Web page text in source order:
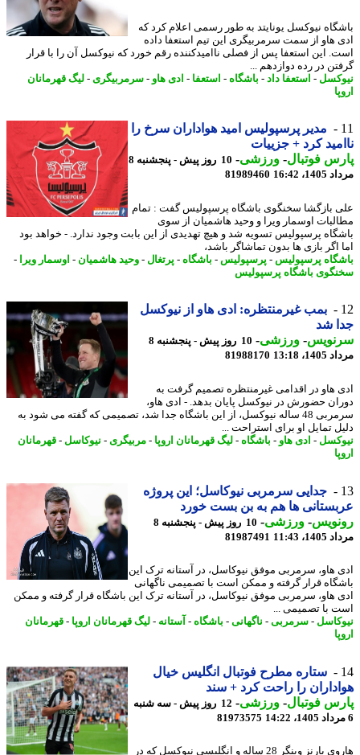
نیوکسل یونایتد به طور رسمی اعلام کرد که
هاو از سمت سرمربیگری این تیم استعفا داده
این استعفا پس از فصلی ناامیدکننده رقم خورد که نیوکسل آن را با قرار
در رده دوازدهم ...
-استعفا داد-باشگاه-استعفا-ادی هاو-سرمربیگری- لیگ قهرمانان
مدیر پرسپولیس امید هواداران سرخ را
کرد + جزییات
فوتبال-ورزشی-
10 روز پیش - پنجشنبه 8
16:42
81989460
بازگشا سخنگوی باشگاه پرسپولیس گفت : تمام
اوسمار ویرا و وحید هاشمیان از سوی
پرسپولیس تسویه شد و هیچ تهدیدی از این بابت وجود ندارد. - خواهد بود
اگر بازی ها بدون تماشاگر باشد،
پرسپولیس-پرسپولیس-باشگاه-پرتغال -وحید هاشمیان-اوسمار ویرا -
باشگاه پرسپولیس
بمب غیرمنتظره: ادی هاو از نیوکسل
شد
-ورزشی-
10 روز پیش - پنجشنبه 8
13:18
81988170
هاو در اقدامی غیرمنتظره تصمیم گرفت به
حضورش در نیوکسل پایان بدهد. - ادی هاو،
سرمربی 48 ساله نیوکسل، از این باشگاه جدا شد، تصمیمی که گفته می شود به
تمایل او برای استراحت ...
-ادی هاو-باشگاه-لیگ قهرمانان اروپا - مربیگری- نیوکاسل-قهرمانان
جدایی سرمربی نیوکاسل؛ این پروژه
ها هم به بن بست خورد
-ورزشی-
10 روز پیش - پنجشنبه 8
11:43
81987491
هاو، سرمربی موفق نیوکاسل، در آستانه ترک این
قرار گرفته و ممکن است با تصمیمی ناگهانی
هاو، سرمربی موفق نیوکاسل، در آستانه ترک این باشگاه قرار گرفته و ممکن
با تصمیمی ...
-سرمربی- ناگهانی-باشگاه-آستانه-لیگ قهرمانان اروپا - قهرمانان
ستاره مطرح فوتبال انگلیس خیال
را راحت کرد + سند
فوتبال-ورزشی-
12 روز پیش - سه شنبه
81973575
هاروی بارنز وینگر 28 ساله و انگلیسی نیوکسل که در